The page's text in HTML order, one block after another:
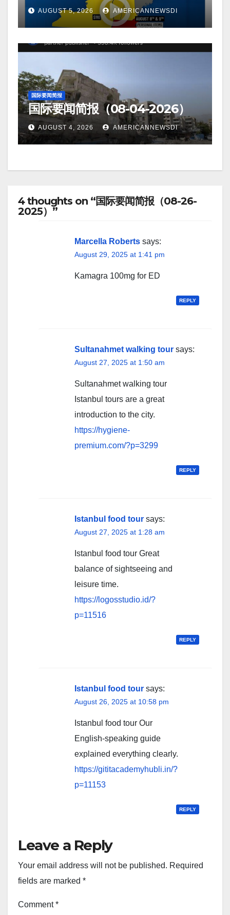
AUGUST 5, 2026 AMERICANNEWSDI
国际要闻简报
国际要闻简报（08-04-2026）
AUGUST 4, 2026 AMERICANNEWSDI
4 thoughts on “国际要闻简报（08-26-
2025）”
Marcella Roberts says:
August 29, 2025 at 1:41 pm
Kamagra 100mg for ED
REPLY
Sultanahmet walking tour says:
August 27, 2025 at 1:50 am
Sultanahmet walking tour
Istanbul tours are a great
introduction to the city.
https://hygiene-
premium.com/?p=3299
REPLY
Istanbul food tour says:
August 27, 2025 at 1:28 am
Istanbul food tour Great
balance of sightseeing and
leisure time.
https://logosstudio.id/?
p=11516
REPLY
Istanbul food tour says:
August 26, 2025 at 10:58 pm
Istanbul food tour Our
English-speaking guide
explained everything clearly.
https://gititacademyhubli.in/?
p=11153
REPLY
Leave a Reply
Your email address will not be published. Required
fields are marked *
Comment*